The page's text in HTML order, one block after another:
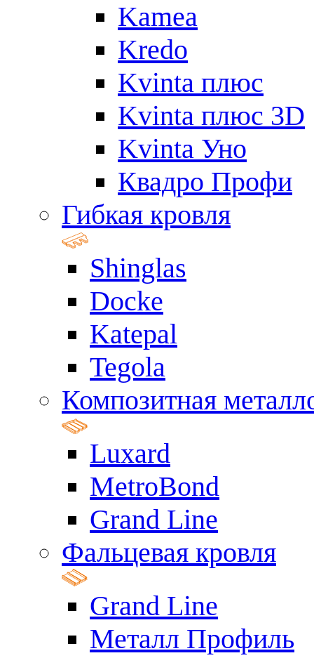
Kamea
Kredo
Kvinta плюс
Kvinta плюс 3D
Kvinta Уно
Квадро Профи
Гибкая кровля
Shinglas
Docke
Katepal
Tegola
Композитная
Luxard
MetroBond
Grand Line
Фальцевая кровля
Grand Line
Металл Профиль